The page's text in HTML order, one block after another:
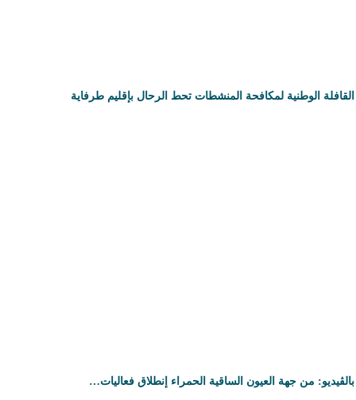
القافلة الوطنية لمكافحة المنشطات تحط الرحال بإقليم طرفاية
بالڤيديو: من جهة العيون الساقية الحمراء إنطلاق فعاليات…